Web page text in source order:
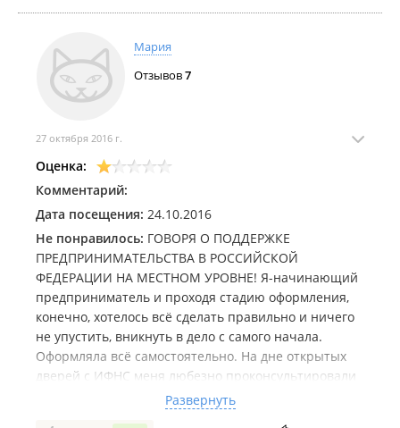
Мария
Отзывов7
27 октября 2016 г.
Оценка:
Комментарий:
Дата посещения: 24.10.2016
Не понравилось: ГОВОРЯ О ПОДДЕРЖКЕ
ПРЕДПРИНИМАТЕЛЬСТВА В РОССИЙСКОЙ
ФЕДЕРАЦИИ НА МЕСТНОМ УРОВНЕ! Я-начинающий
предприниматель и проходя стадию оформления,
конечно, хотелось всё сделать правильно и ничего
не упустить, вникнуть в дело с самого начала.
Оформляла всё самостоятельно. На дне открытых
дверей с ИФНС меня любезно проконсультировали
(спасибо огромное за это!) по порядку регистрации.
Одним из пунктов было получение кодов статистики
Развернуть